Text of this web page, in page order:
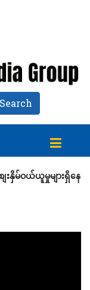
Search
နှိမ်ဝယ်ယူမှုများရှိနေ